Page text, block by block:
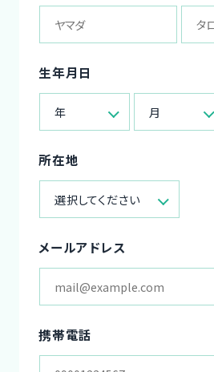
生年月日
年 月
所在地
選択してください
メールアドレス
携帯電話